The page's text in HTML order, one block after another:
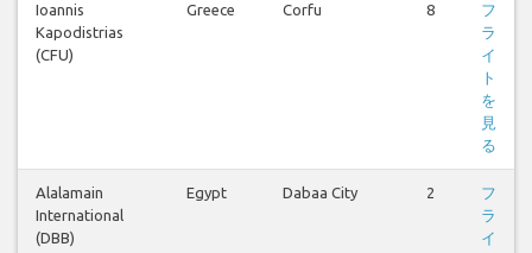
Ioannis
Kapodistrias
(CFU)
Greece Corfu 8
フ
ラ
イ
ト
を
見
る
Alalamain
International
(DBB)
Egypt Dabaa City 2
フ
ラ
イ